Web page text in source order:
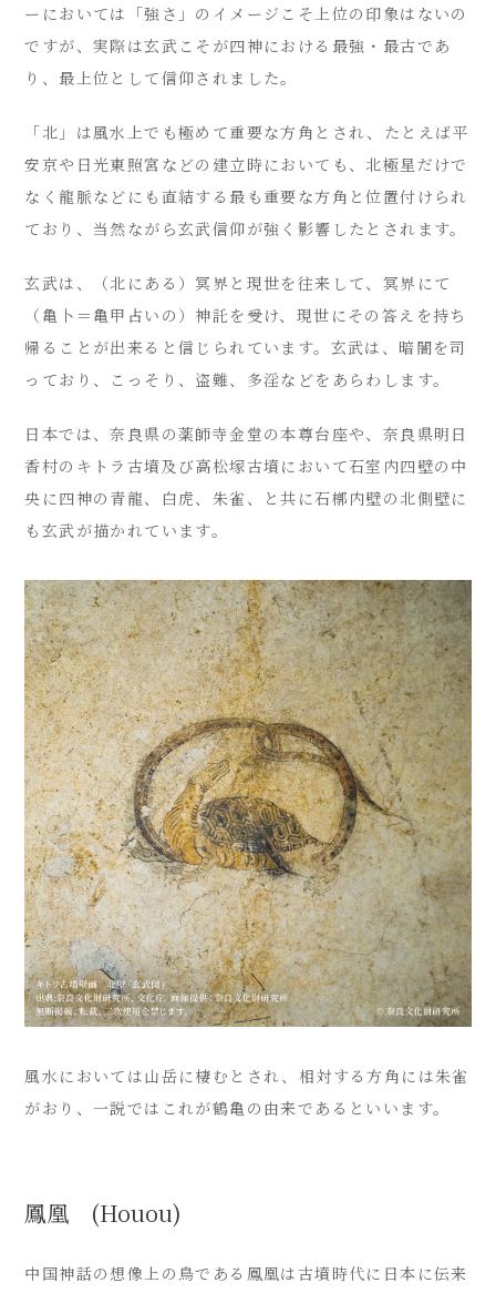
ーにおいては「強さ」のイメージこそ上位の印象はないの
ですが、実際は玄武こそが四神における最強・最古であ
り、最上位として信仰されました。
「北」は風水上でも極めて重要な方角とされ、たとえば平
安京や日光東照宮などの建立時においても、北極星だけで
なく龍脈などにも直結する最も重要な方角と位置付けられ
ており、当然ながら玄武信仰が強く影響したとされます。
玄武は、（北にある）冥界と現世を往来して、冥界にて
（亀卜＝亀甲占いの）神託を受け、現世にその答えを持ち
帰ることが出来ると信じられています。玄武は、暗闇を司
っており、こっそり、盗難、多淫などをあらわします。
日本では、奈良県の薬師寺金堂の本尊台座や、奈良県明日
香村のキトラ古墳及び高松塚古墳において石室内四壁の中
央に四神の青龍、白虎、朱雀、と共に石槨内壁の北側壁に
も玄武が描かれています。
風水においては山岳に棲むとされ、相対する方角には朱雀
がおり、一説ではこれが鶴亀の由来であるといいます。
鳳凰 (Houou)
中国神話の想像上の鳥である鳳凰は古墳時代に日本に伝来